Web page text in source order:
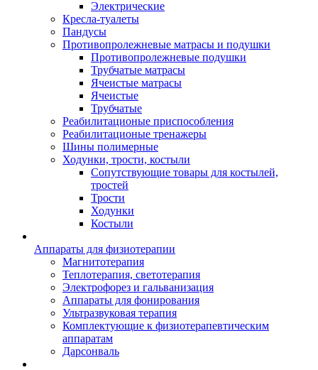
Электрические
Кресла-туалеты
Пандусы
Противопролежневые матрасы и подушки
Противопролежневые подушки
Трубчатые матрасы
Ячеистые матрасы
Ячеистые
Трубчатые
Реабилитационые приспособления
Реабилитационые тренажеры
Шины полимерные
Ходунки, трости, костыли
Сопутствующие товары для костылей,
тростей
Трости
Ходунки
Костыли
Аппараты для физиотерапии
Магнитотерапия
Теплотерапия, светотерапия
Электрофорез и гальванизация
Аппараты для фонирования
Ультразвуковая терапия
Комплектующие к физиотерапевтическим
аппаратам
Дарсонваль